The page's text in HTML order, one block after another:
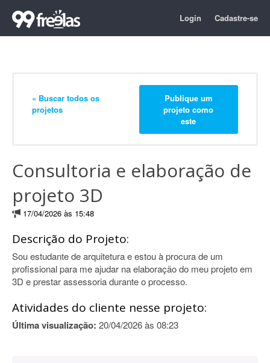
Login Cadastre-se
« Buscar todos os
projetos
Publique um
projeto como
este
Consultoria e elaboração de
projeto 3D
17/04/2026 às 15:48
Descrição do Projeto:
Sou estudante de arquitetura e estou à procura de um
profissional para me ajudar na elaboração do meu projeto em
3D e prestar assessoria durante o processo.
Atividades do cliente nesse projeto:
Última visualização: 20/04/2026 às 08:23